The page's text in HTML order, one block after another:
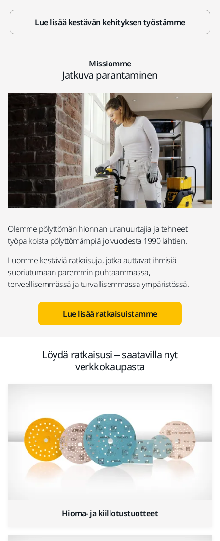
Lue lisää kestävän kehityksen työstämme
Missiomme
Jatkuva parantaminen
Olemme pölyttömän hionnan uranuurtajia ja tehneet
työpaikoista pölyttömämpiä jo vuodesta 1990 lähtien.
Luomme kestäviä ratkaisuja, jotka auttavat ihmisiä
suoriutumaan paremmin puhtaammassa,
terveellisemmässä ja turvallisemmassa ympäristössä.
Lue lisää ratkaisuistamme
Löydä ratkaisusi – saatavilla nyt
verkkokaupasta
Hioma- ja kiillotustuotteet